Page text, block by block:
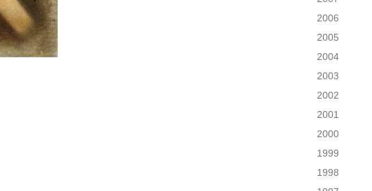
2006
2005
2004
2003
2002
2001
2000
1999
1998